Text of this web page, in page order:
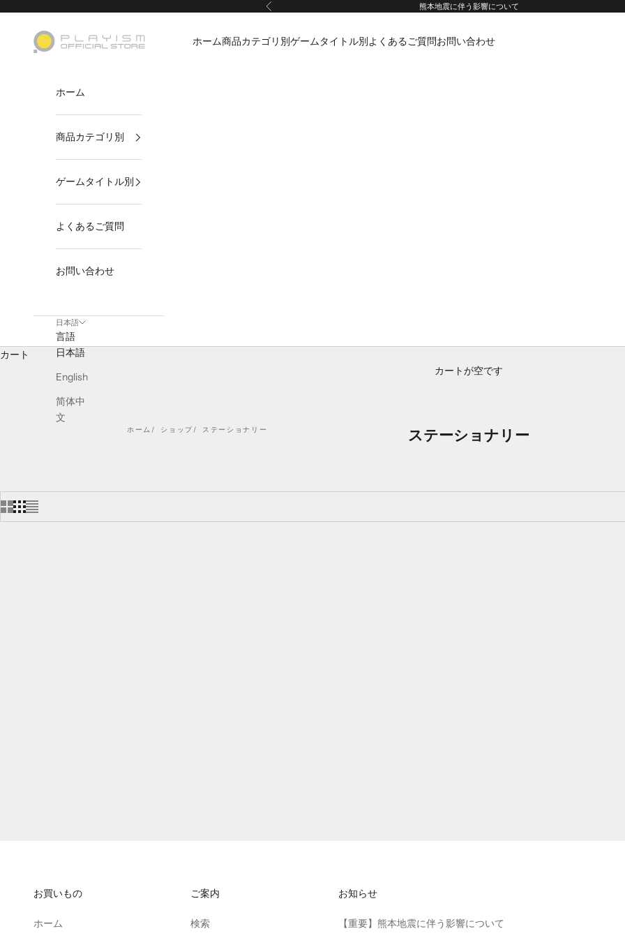
前へ 熊本地震に伴う影響について
PLAYISMオフィシャルストア ホーム商品カテゴリ別ゲームタイトル別よくあるご質問お問い合わせ
ホーム
商品カテゴリ別
ゲームタイトル別
よくあるご質問
お問い合わせ
日本語
言語
日本語
English
简体中
文
カート
カートが空です
ホーム ショップ ステーショナリー ステーショナリー
お買いもの
ホーム
ご案内
検索
お知らせ
【重要】熊本地震に伴う影響について